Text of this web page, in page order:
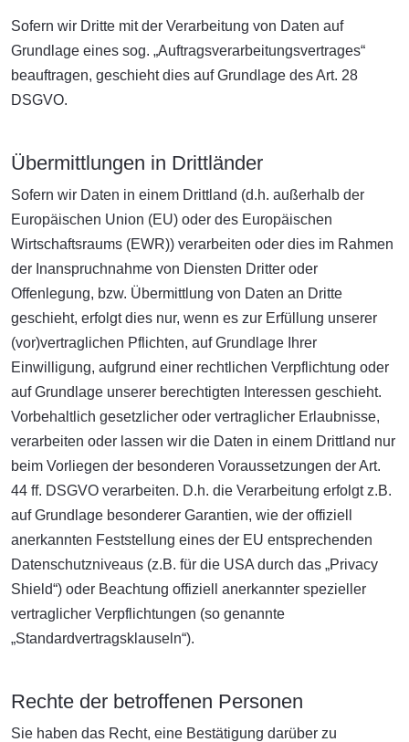
Sofern wir Dritte mit der Verarbeitung von Daten auf
Grundlage eines sog. „Auftragsverarbeitungsvertrages“
beauftragen, geschieht dies auf Grundlage des Art. 28
DSGVO.
Übermittlungen in Drittländer
Sofern wir Daten in einem Drittland (d.h. außerhalb der
Europäischen Union (EU) oder des Europäischen
Wirtschaftsraums (EWR)) verarbeiten oder dies im Rahmen
der Inanspruchnahme von Diensten Dritter oder
Offenlegung, bzw. Übermittlung von Daten an Dritte
geschieht, erfolgt dies nur, wenn es zur Erfüllung unserer
(vor)vertraglichen Pflichten, auf Grundlage Ihrer
Einwilligung, aufgrund einer rechtlichen Verpflichtung oder
auf Grundlage unserer berechtigten Interessen geschieht.
Vorbehaltlich gesetzlicher oder vertraglicher Erlaubnisse,
verarbeiten oder lassen wir die Daten in einem Drittland nur
beim Vorliegen der besonderen Voraussetzungen der Art.
44 ff. DSGVO verarbeiten. D.h. die Verarbeitung erfolgt z.B.
auf Grundlage besonderer Garantien, wie der offiziell
anerkannten Feststellung eines der EU entsprechenden
Datenschutzniveaus (z.B. für die USA durch das „Privacy
Shield“) oder Beachtung offiziell anerkannter spezieller
vertraglicher Verpflichtungen (so genannte
„Standardvertragsklauseln“).
Rechte der betroffenen Personen
Sie haben das Recht, eine Bestätigung darüber zu